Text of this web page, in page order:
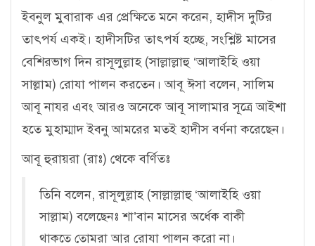
ইবনুল মুবারাক এর প্রেক্ষিতে মনে করেন, হাদীস দুটির
তাৎপর্য একই। হাদীসটির তাৎপর্য হচ্ছে, সংশ্লিষ্ট মাসের
বেশিরভাগ দিন রাসূলুল্লাহ (সাল্লাল্লাহু ‘আলাইহি ওয়া
সাল্লাম) রোযা পালন করতেন। আবূ ঈসা বলেন, সালিম
আবূ নাযর এবং আরও অনেকে আবূ সালামার সূত্রে আইশা
হতে মুহাম্মাদ ইবনু আমরের মতই হাদীস বর্ণনা করেছেন।
আবূ হুরায়রা (রাঃ) থেকে বর্ণিতঃ
তিনি বলেন, রাসূলুল্লাহ (সাল্লাল্লাহু ‘আলাইহি ওয়া
সাল্লাম) বলেছেনঃ শা’বান মাসের অর্ধেক বাকী
থাকতে তোমরা আর রোযা পালন করো না।